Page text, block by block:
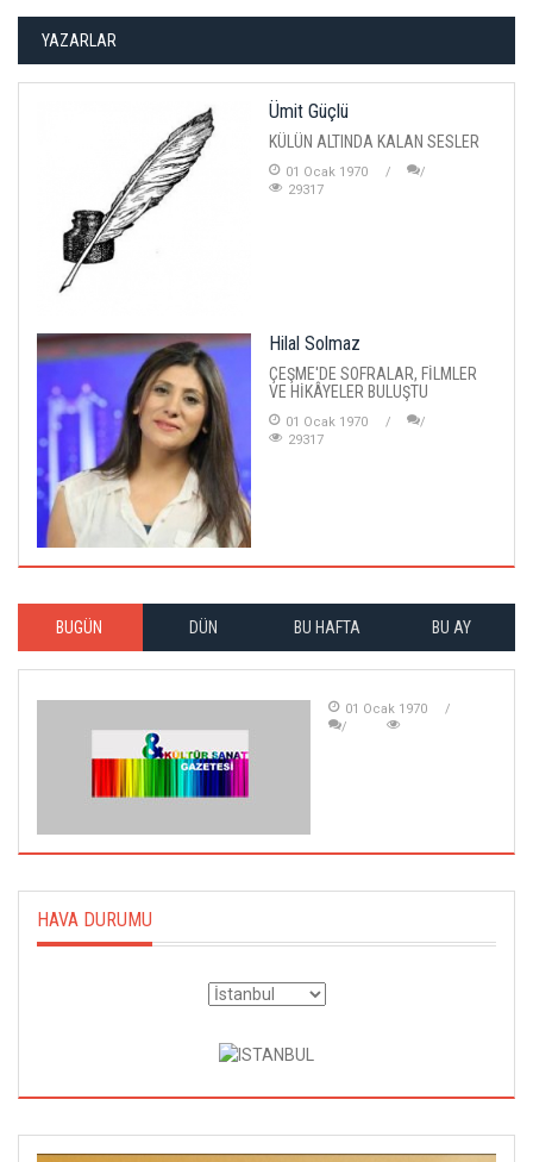
YAZARLAR
Ümit Güçlü
KÜLÜN ALTINDA KALAN SESLER
01 Ocak 1970
29317
Hilal Solmaz
ÇEŞME'DE SOFRALAR, FİLMLER
VE HİKÂYELER BULUŞTU
01 Ocak 1970
29317
BUGÜN DÜN BU HAFTA BU AY
01 Ocak 1970
HAVA DURUMU